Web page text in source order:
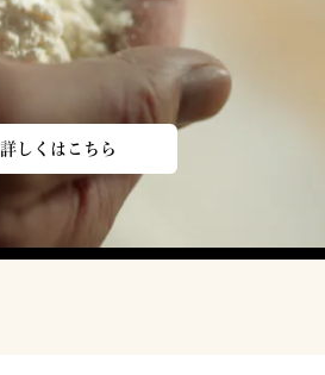
詳しくはこちら